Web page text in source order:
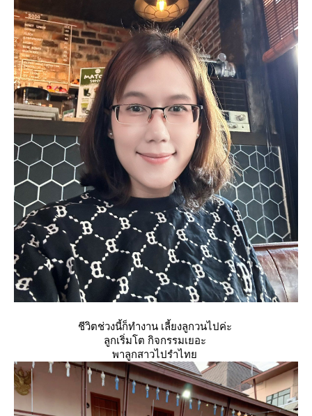
ชีวิตช่วงนี้ก็ทำงาน เลี้ยงลูกวนไปค่ะ
ลูกเริ่มโต กิจกรรมเยอะ
พาลูกสาวไปรำไท